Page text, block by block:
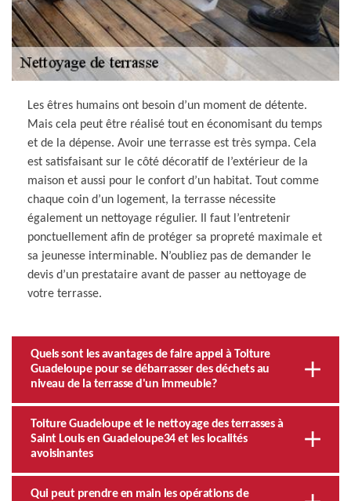
Les êtres humains ont besoin d’un moment de détente.
Mais cela peut être réalisé tout en économisant du temps
et de la dépense. Avoir une terrasse est très sympa. Cela
est satisfaisant sur le côté décoratif de l’extérieur de la
maison et aussi pour le confort d’un habitat. Tout comme
chaque coin d’un logement, la terrasse nécessite
également un nettoyage régulier. Il faut l’entretenir
ponctuellement afin de protéger sa propreté maximale et
sa jeunesse interminable. N’oubliez pas de demander le
devis d’un prestataire avant de passer au nettoyage de
votre terrasse.
Quels sont les avantages de faire appel à Toiture
Guadeloupe pour se débarrasser des déchets au
niveau de la terrasse d'un immeuble?
Toiture Guadeloupe et le nettoyage des terrasses à
Saint Louis en Guadeloupe34 et les localités
avoisinantes
Qui peut prendre en main les opérations de